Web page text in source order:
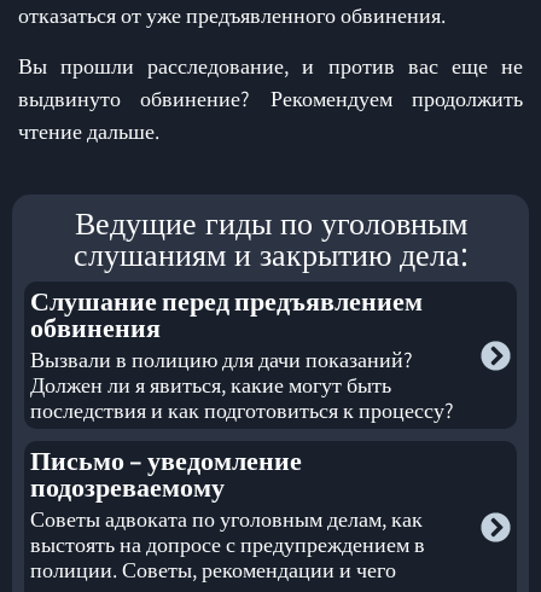
отказаться от уже предъявленного обвинения.
Вы прошли расследование, и против вас еще не
выдвинуто обвинение? Рекомендуем продолжить
чтение дальше.
Ведущие гиды по уголовным
слушаниям и закрытию дела:
Слушание перед предъявлением
обвинения
Вызвали в полицию для дачи показаний?
Должен ли я явиться, какие могут быть
последствия и как подготовиться к процессу?
Письмо – уведомление
подозреваемому
Советы адвоката по уголовным делам, как
выстоять на допросе с предупреждением в
полиции. Советы, рекомендации и чего